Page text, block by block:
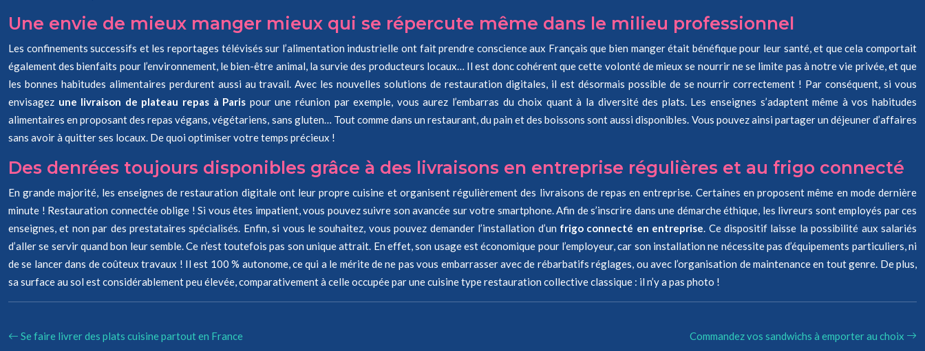
Une envie de mieux manger mieux qui se répercute même dans le milieu professionnel
Les confinements successifs et les reportages télévisés sur l’alimentation industrielle ont fait prendre conscience aux Français que bien manger était bénéfique pour leur santé, et que cela comportait
également des bienfaits pour l’environnement, le bien-être animal, la survie des producteurs locaux… Il est donc cohérent que cette volonté de mieux se nourrir ne se limite pas à notre vie privée, et que
les bonnes habitudes alimentaires perdurent aussi au travail. Avec les nouvelles solutions de restauration digitales, il est désormais possible de se nourrir correctement ! Par conséquent, si vous
envisagez une livraison de plateau repas à Paris pour une réunion par exemple, vous aurez l’embarras du choix quant à la diversité des plats. Les enseignes s’adaptent même à vos habitudes
alimentaires en proposant des repas végans, végétariens, sans gluten… Tout comme dans un restaurant, du pain et des boissons sont aussi disponibles. Vous pouvez ainsi partager un déjeuner d’affaires
sans avoir à quitter ses locaux. De quoi optimiser votre temps précieux !
Des denrées toujours disponibles grâce à des livraisons en entreprise régulières et au frigo connecté
En grande majorité, les enseignes de restauration digitale ont leur propre cuisine et organisent régulièrement des livraisons de repas en entreprise. Certaines en proposent même en mode dernière
minute ! Restauration connectée oblige ! Si vous êtes impatient, vous pouvez suivre son avancée sur votre smartphone. Afin de s’inscrire dans une démarche éthique, les livreurs sont employés par ces
enseignes, et non par des prestataires spécialisés. Enfin, si vous le souhaitez, vous pouvez demander l’installation d’un frigo connecté en entreprise. Ce dispositif laisse la possibilité aux salariés
d’aller se servir quand bon leur semble. Ce n’est toutefois pas son unique attrait. En effet, son usage est économique pour l’employeur, car son installation ne nécessite pas d’équipements particuliers, ni
de se lancer dans de coûteux travaux ! Il est 100 % autonome, ce qui a le mérite de ne pas vous embarrasser avec de rébarbatifs réglages, ou avec l’organisation de maintenance en tout genre. De plus,
sa surface au sol est considérablement peu élevée, comparativement à celle occupée par une cuisine type restauration collective classique : il n’y a pas photo !
Se faire livrer des plats cuisine partout en France Commandez vos sandwichs à emporter au choix